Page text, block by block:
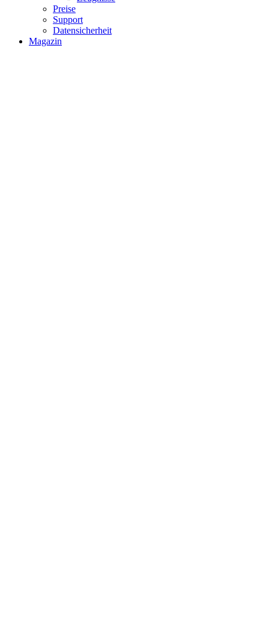
Preise
Support
Datensicherheit
Magazin